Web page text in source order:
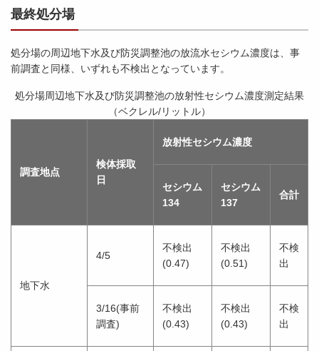
最終処分場
処分場の周辺地下水及び防災調整池の放流水セシウム濃度は、事
前調査と同様、いずれも不検出となっています。
処分場周辺地下水及び防災調整池の放射性セシウム濃度測定結果
（ベクレル/リットル）
調査地点
検体採取
日
放射性セシウム濃度
セシウム
134
セシウム
137
合計
地下水
4/5
不検出
(0.47)
不検出
(0.51)
不検
出
3/16(事前
調査)
不検出
(0.43)
不検出
(0.43)
不検
出